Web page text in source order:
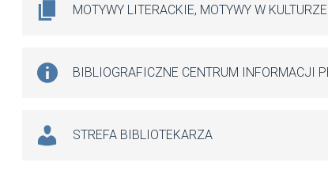
MOTYWY LITERACKIE, MOTYWY W KULTURZE
BIBLIOGRAFICZNE CENTRUM INFORMACJI
STREFA BIBLIOTEKARZA